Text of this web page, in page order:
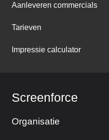
Aanleveren commercials
Tarieven
Impressie calculator
Screenforce
Organisatie